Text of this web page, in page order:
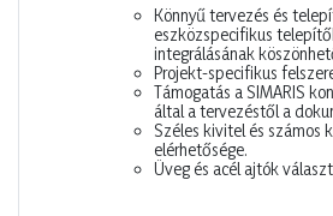
Könnyű tervezés és
eszközspecifikus
integrálásának
Projekt-specifikus
Támogatás a SIMARIS
által a tervezéstől a
Széles kivitel és számos
elérhetősége.
Üveg és acél ajtók